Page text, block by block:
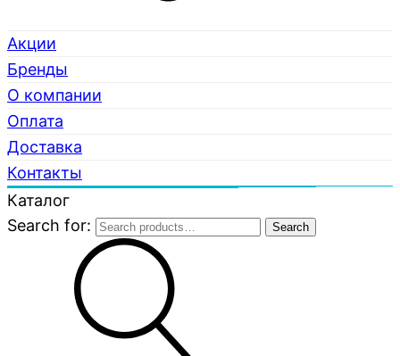
Акции
Бренды
О компании
Оплата
Доставка
Контакты
Каталог
Search for:
Search